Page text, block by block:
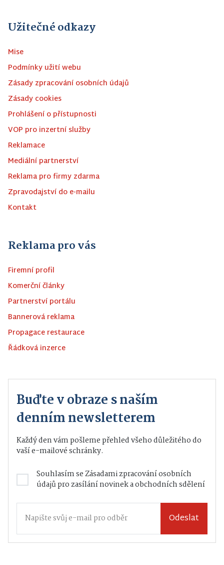
Užitečné odkazy
Mise
Podmínky užití webu
Zásady zpracování osobních údajů
Zásady cookies
Prohlášení o přístupnosti
VOP pro inzertní služby
Reklamace
Mediální partnerství
Reklama pro firmy zdarma
Zpravodajství do e-mailu
Kontakt
Reklama pro vás
Firemní profil
Komerční články
Partnerství portálu
Bannerová reklama
Propagace restaurace
Řádková inzerce
Buďte v obraze s naším
denním newsletterem
Každý den vám pošleme přehled všeho důležitého do
vaší e-mailové schránky.
Souhlasím seZásadami zpracování osobních
údajůpro zasílání novinek a obchodních sdělení
Odeslat